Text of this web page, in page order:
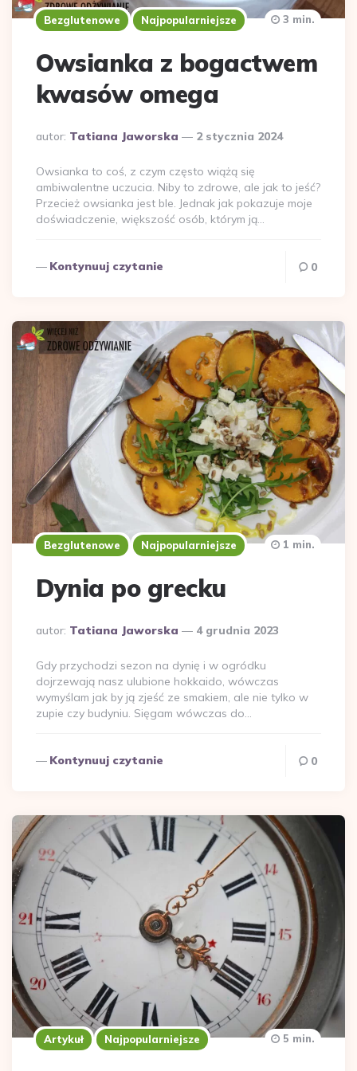
Bezglutenowe Najpopularniejsze
Owsianka z bogactwem
kwasów omega
Dodane
autor: Tatiana Jaworska 2 stycznia 2024
3 min.
Owsianka to coś, z czym często wiążą się
ambiwalentne uczucia. Niby to zdrowe, ale jak to jeść?
Przecież owsianka jest ble. Jednak jak pokazuje moje
doświadczenie, większość osób, którym ją…
Kontynuuj czytanie 0
Bezglutenowe Najpopularniejsze
Dynia po grecku
Dodane
autor: Tatiana Jaworska 4 grudnia 2023
1 min.
Gdy przychodzi sezon na dynię i w ogródku
dojrzewają nasz ulubione hokkaido, wówczas
wymyślam jak by ją zjeść ze smakiem, ale nie tylko w
zupie czy budyniu. Sięgam wówczas do…
Kontynuuj czytanie 0
Artykuł Najpopularniejsze 5 min.